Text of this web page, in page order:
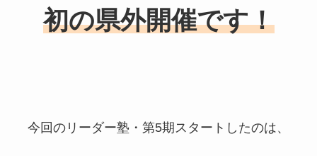
初の県外開催です！
今回のリーダー塾・第5期スタートしたのは、